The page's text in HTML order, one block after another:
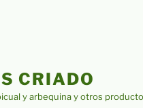
CRIADO
y arbequina y otros